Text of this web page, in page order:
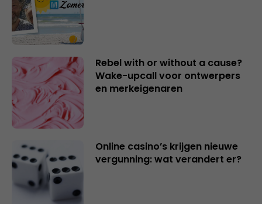
Rebel with or without a cause?
Wake-upcall voor ontwerpers
en merkeigenaren
Online casino’s krijgen nieuwe
vergunning: wat verandert er?